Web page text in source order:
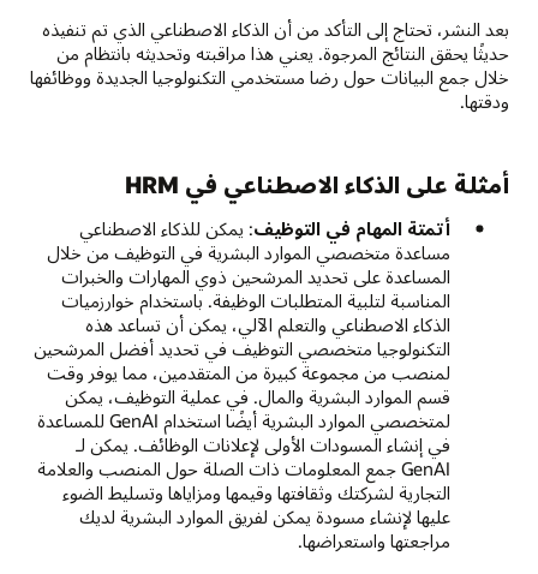
بعد النشر، تحتاج إلى التأكد من أن الذكاء الاصطناعي الذي تم تنفيذه
حديثًا يحقق النتائج المرجوة. يعني هذا مراقبته وتحديثه بانتظام من
خلال جمع البيانات حول رضا مستخدمي التكنولوجيا الجديدة ووظائفها
ودقتها.
أمثلة على الذكاء الاصطناعي في HRM
أتمتة المهام في التوظيف: يمكن للذكاء الاصطناعي
مساعدة متخصصي الموارد البشرية في التوظيف من خلال
المساعدة على تحديد المرشحين ذوي المهارات والخبرات
المناسبة لتلبية المتطلبات الوظيفة. باستخدام خوارزميات
الذكاء الاصطناعي والتعلم الآلي، يمكن أن تساعد هذه
التكنولوجيا متخصصي التوظيف في تحديد أفضل المرشحين
لمنصب من مجموعة كبيرة من المتقدمين، مما يوفر وقت
قسم الموارد البشرية والمال. في عملية التوظيف، يمكن
لمتخصصي الموارد البشرية أيضًا استخدام GenAI للمساعدة
في إنشاء المسودات الأولى لإعلانات الوظائف. يمكن لـ
GenAI جمع المعلومات ذات الصلة حول المنصب والعلامة
التجارية لشركتك وثقافتها وقيمها ومزاياها وتسليط الضوء
عليها لإنشاء مسودة يمكن لفريق الموارد البشرية لديك
مراجعتها واستعراضها.